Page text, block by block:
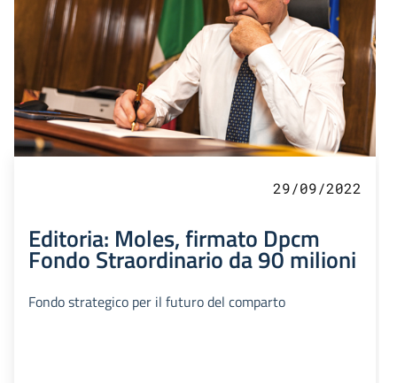
29/09/2022
Editoria: Moles, firmato Dpcm
Fondo Straordinario da 90 milioni
Fondo strategico per il futuro del comparto